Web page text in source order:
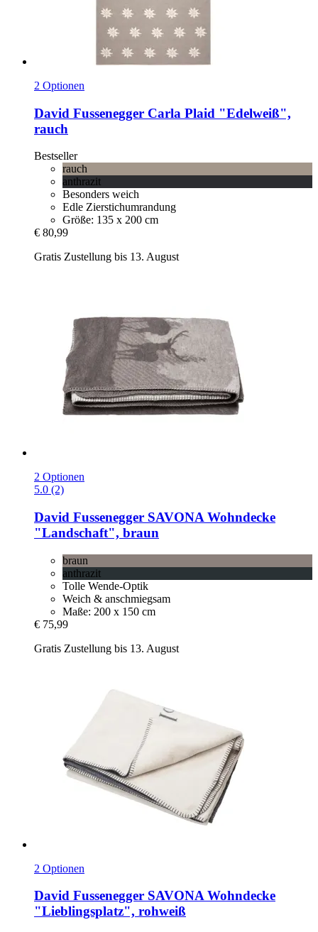
2 Optionen
David Fussenegger Carla Plaid "Edelweiß",
rauch
Bestseller
rauch
anthrazit
Besonders weich
Edle Zierstichumrandung
Größe: 135 x 200 cm
€ 80,99
Gratis Zustellung bis 13. August
2 Optionen
5.0 (2)
David Fussenegger SAVONA Wohndecke
"Landschaft", braun
braun
anthrazit
Tolle Wende-Optik
Weich & anschmiegsam
Maße: 200 x 150 cm
€ 75,99
Gratis Zustellung bis 13. August
2 Optionen
David Fussenegger SAVONA Wohndecke
"Lieblingsplatz", rohweiß